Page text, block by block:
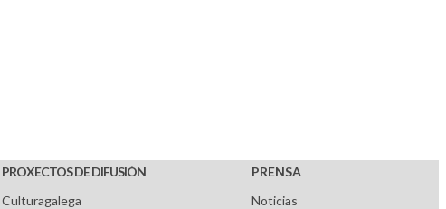
PROXECTOS DE DIFUSIÓN
Culturagalega
PRENSA
Noticias